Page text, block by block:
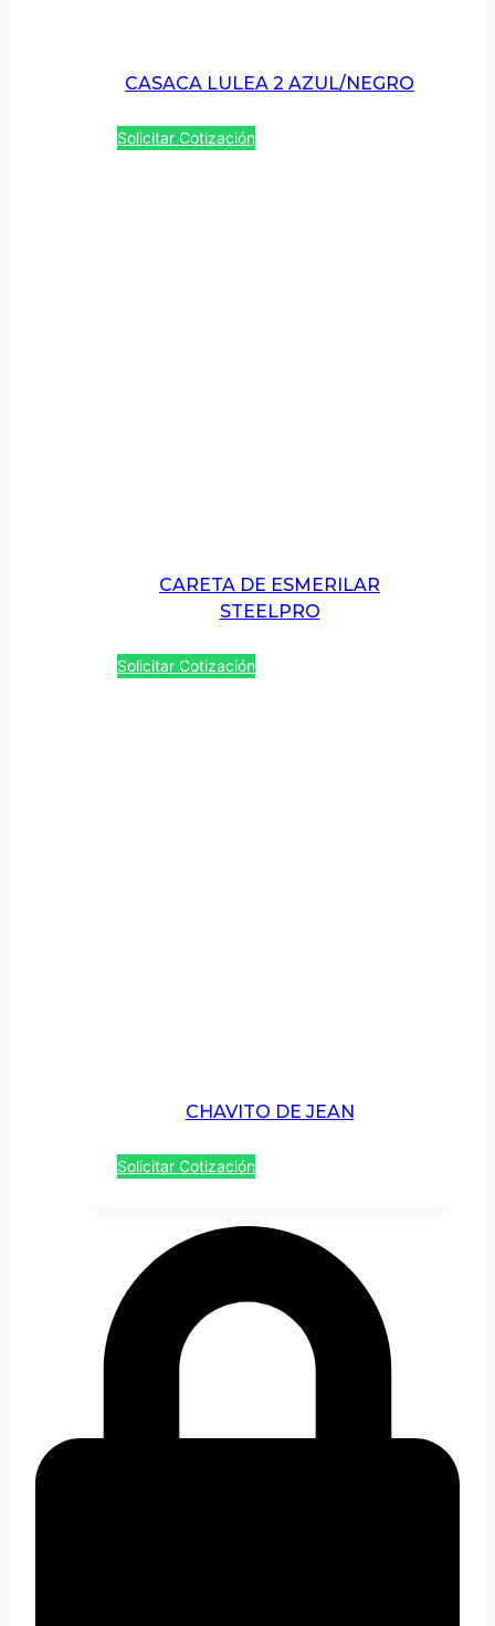
CASACA LULEA 2 AZUL/NEGRO
Solicitar Cotización
CARETA DE ESMERILAR
STEELPRO
Solicitar Cotización
CHAVITO DE JEAN
Solicitar Cotización